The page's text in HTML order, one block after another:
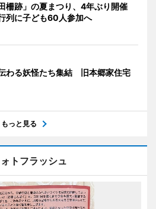
柵跡」の夏まつり、4年ぶり開催
に子ども60人参加へ
わる妖怪たち集結 旧本郷家住宅
もっと見る
トフラッシュ